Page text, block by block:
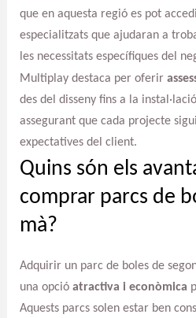
que en aquesta regió es pot
especialitzats que ajudaran a
les necessitats específiques del
Multiplay destaca per oferir
des del disseny fins a la
assegurant que cada projecte
expectatives del client.
Quins són els
comprar parcs de
mà?
Adquirir un parc de boles de
una opció atractiva i econòmica
Aquests parcs solen estar ben